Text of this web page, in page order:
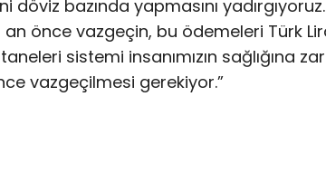
döviz bazında yapmasını
önce vazgeçin, bu ödemeleri Türk
sistemi insanımızın sağlığına
vazgeçilmesi gerekiyor.”